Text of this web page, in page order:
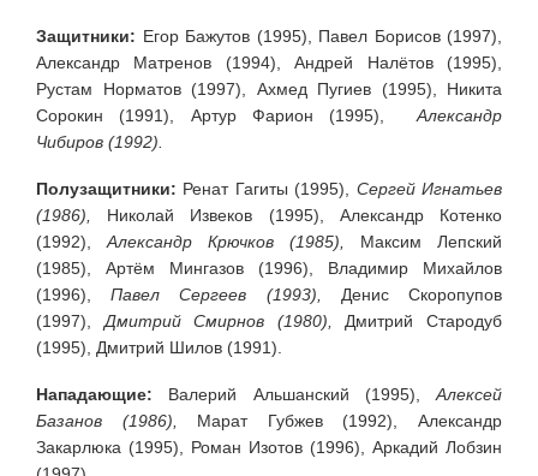
Защитники: Егор Бажутов (1995), Павел Борисов (1997),
Александр Матренов (1994), Андрей Налётов (1995),
Рустам Норматов (1997), Ахмед Пугиев (1995), Никита
Сорокин (1991), Артур Фарион (1995), Александр
Чибиров (1992).
Полузащитники: Ренат Гагиты (1995), Сергей Игнатьев
(1986),
Николай Извеков (1995), Александр Котенко
(1992), Александр Крючков (1985),
Максим Лепский
(1985), Артём Мингазов (1996), Владимир Михайлов
(1996),Павел Сергеев (1993),
Денис Скоропупов
(1997), Дмитрий Смирнов (1980), Дмитрий Стародуб
(1995), Дмитрий Шилов (1991).
Нападающие: Валерий Альшанский (1995), Алексей
Базанов (1986),
Марат Губжев (1992), Александр
Закарлюка (1995), Роман Изотов (1996), Аркадий Лобзин